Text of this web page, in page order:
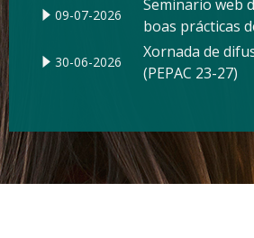
09-07-2026
Seminario web
boas prácticas
30-06-2026
Xornada de
(PEPAC 23-27)